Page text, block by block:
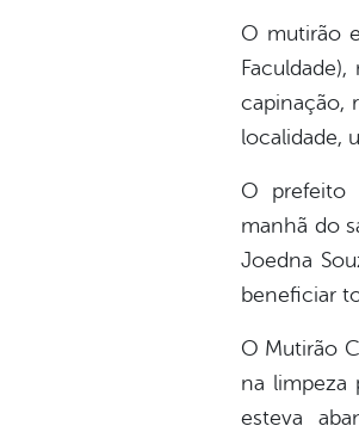
O mutirão
capinação,
localidade,
O prefeito
manhã do
Joedna
beneficiar
O Mutirão
na limpeza
esteva